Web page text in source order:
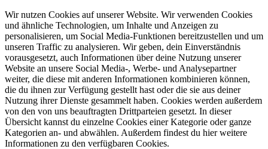
Wir nutzen Cookies auf unserer Website. Wir verwenden Cookies
und ähnliche Technologien, um Inhalte und Anzeigen zu
personalisieren, um Social Media-Funktionen bereitzustellen und um
unseren Traffic zu analysieren. Wir geben, dein Einverständnis
vorausgesetzt, auch Informationen über deine Nutzung unserer
Website an unsere Social Media-, Werbe- und Analysepartner
weiter, die diese mit anderen Informationen kombinieren können,
die du ihnen zur Verfügung gestellt hast oder die sie aus deiner
Nutzung ihrer Dienste gesammelt haben. Cookies werden außerdem
von den von uns beauftragten Drittparteien gesetzt. In dieser
Übersicht kannst du einzelne Cookies einer Kategorie oder ganze
Kategorien an- und abwählen. Außerdem findest du hier weitere
Informationen zu den verfügbaren Cookies.